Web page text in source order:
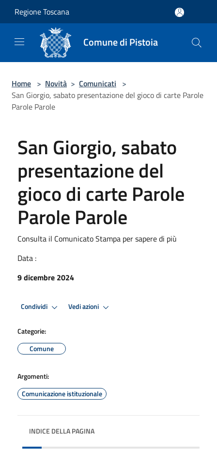
Regione Toscana
Comune di Pistoia
Home > Novità > Comunicati >
San Giorgio, sabato presentazione del gioco di carte Parole
Parole Parole
San Giorgio, sabato
presentazione del
gioco di carte Parole
Parole Parole
Consulta il Comunicato Stampa per sapere di più
Data :
9 dicembre 2024
Condividi Vedi azioni
Categorie:
Comune
Argomenti:
Comunicazione istituzionale
INDICE DELLA PAGINA